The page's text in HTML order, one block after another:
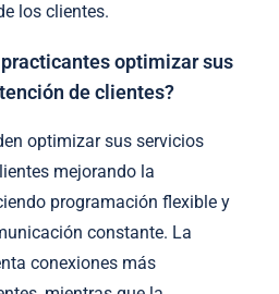
los clientes.
optimizar sus
de clientes?
optimizar sus servicios
mejorando la
programación flexible y
constante. La
conexiones más